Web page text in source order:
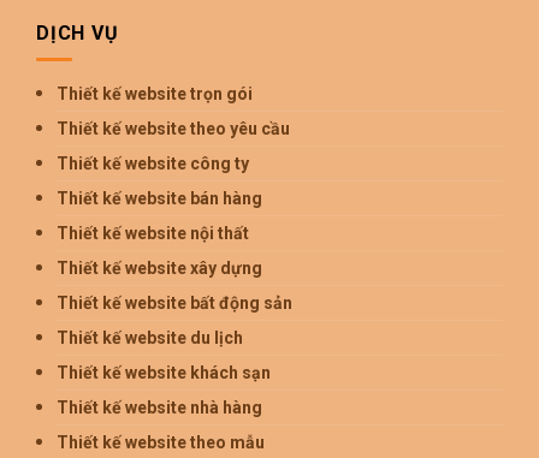
DỊCH VỤ
Thiết kế website trọn gói
Thiết kế website theo yêu cầu
Thiết kế website công ty
Thiết kế website bán hàng
Thiết kế website nội thất
Thiết kế website xây dựng
Thiết kế website bất động sản
Thiết kế website du lịch
Thiết kế website khách sạn
Thiết kế website nhà hàng
Thiết kế website theo mẫu